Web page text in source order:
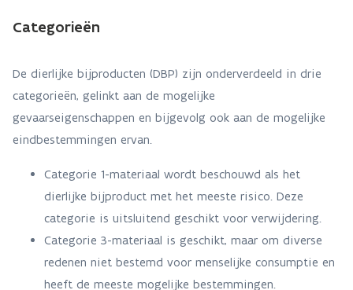
Categorieën
De dierlijke bijproducten (DBP) zijn onderverdeeld in drie
categorieën, gelinkt aan de mogelijke
gevaarseigenschappen en bijgevolg ook aan de mogelijke
eindbestemmingen ervan.
Categorie 1-materiaal wordt beschouwd als het
dierlijke bijproduct met het meeste risico. Deze
categorie is uitsluitend geschikt voor verwijdering.
Categorie 3-materiaal is geschikt, maar om diverse
redenen niet bestemd voor menselijke consumptie en
heeft de meeste mogelijke bestemmingen.